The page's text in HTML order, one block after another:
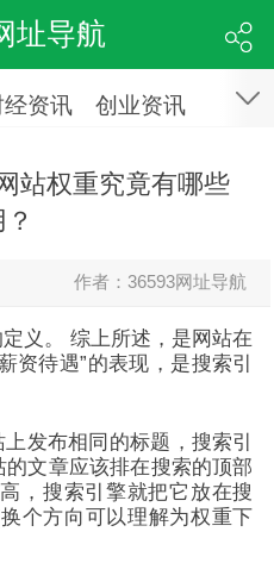
址导航
经资讯 创业资讯
站权重究竟有哪些
作者：36593网址导航
义。 综上所述，是网站在
资待遇”的表现，是搜索引
发布相同的标题，搜索引
文章应该排在搜索的顶部
，搜索引擎就把它放在搜
个方向可以理解为权重下